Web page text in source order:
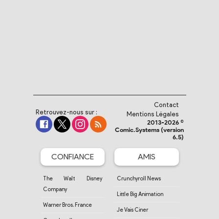
Retrouvez-nous sur :
Contact
Mentions Légales
2013-2026 ©
Comic.Systems (version
6.5)
CONFIANCE
The Walt Disney
Company
Warner Bros. France
AMIS
Crunchyroll News
Little Big Animation
Je Vais Ciner